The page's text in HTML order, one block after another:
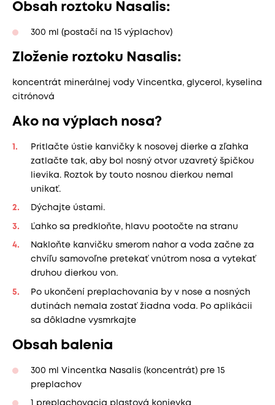
Obsah roztoku Nasalis:
300 ml (postačí na 15 výplachov)
Zloženie roztoku Nasalis:
koncentrát minerálnej vody Vincentka, glycerol, kyselina
citrónová
Ako na výplach nosa?
Pritlačte ústie kanvičky k nosovej dierke a zľahka
zatlačte tak, aby bol nosný otvor uzavretý špičkou
lievika. Roztok by touto nosnou dierkou nemal
unikať.
Dýchajte ústami.
Ľahko sa predkloňte, hlavu pootočte na stranu
Nakloňte kanvičku smerom nahor a voda začne za
chvíľu samovoľne pretekať vnútrom nosa a vytekať
druhou dierkou von.
Po ukončení preplachovania by v nose a nosných
dutinách nemala zostať žiadna voda. Po aplikácii
sa dôkladne vysmrkajte
Obsah balenia
300 ml Vincentka Nasalis (koncentrát) pre 15
preplachov
1 preplachovacia plastová konievka